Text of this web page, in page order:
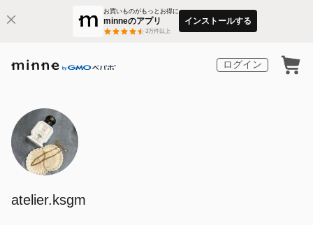
お買いものがもっとお得に
minneのアプリ
3万件以上
インストールする
ログイン
atelier.ksgm